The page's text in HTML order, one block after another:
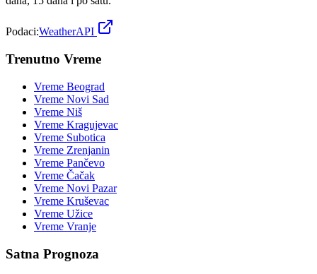
Podaci:WeatherAPI
Trenutno Vreme
Vreme Beograd
Vreme Novi Sad
Vreme Niš
Vreme Kragujevac
Vreme Subotica
Vreme Zrenjanin
Vreme Pančevo
Vreme Čačak
Vreme Novi Pazar
Vreme Kruševac
Vreme Užice
Vreme Vranje
Satna Prognoza